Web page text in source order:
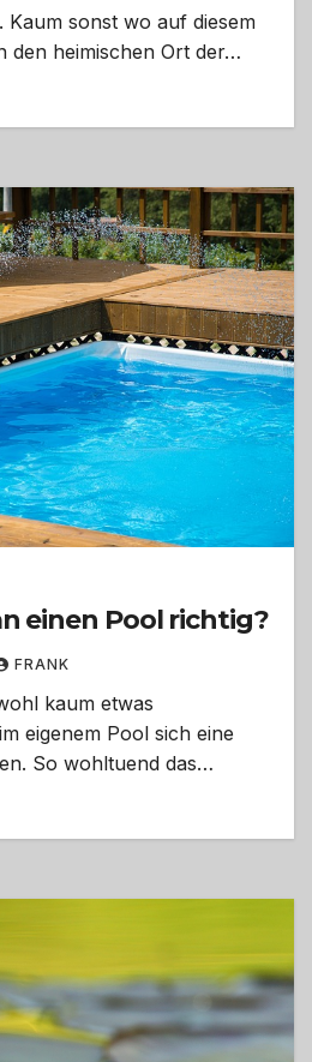
Kaum sonst wo auf diesem
den heimischen Ort der…
einen Pool richtig?
FRANK
kaum etwas
eigenem Pool sich eine
So wohltuend das…